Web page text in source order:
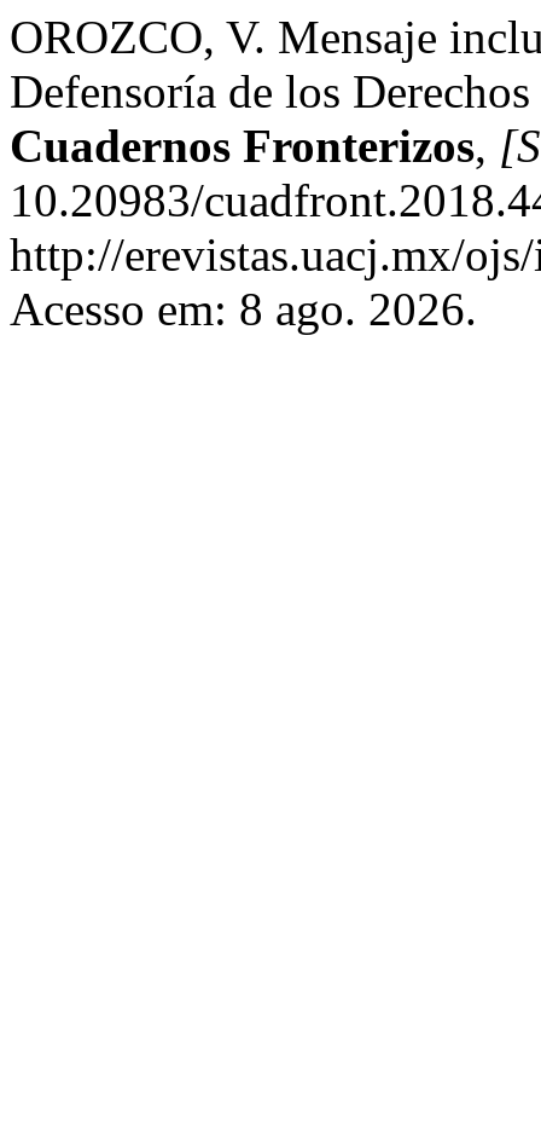
OROZCO, V. Mensaje
Defensoría de los
Cuadernos Fronterizos,
10.20983/
http://erevistas.uacj.mx/
Acesso em: 8 ago. 2026.